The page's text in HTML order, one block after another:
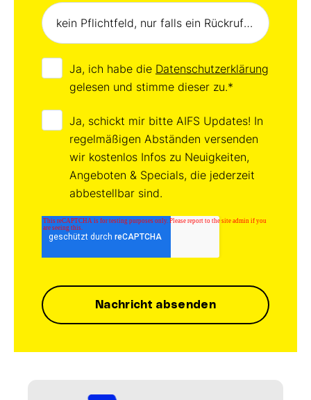
Ja, ich habe die Datenschutzerklärung
gelesen und stimme dieser zu.*
Ja, schickt mir bitte AIFS Updates! In
regelmäßigen Abständen versenden
wir kostenlos Infos zu Neuigkeiten,
Angeboten & Specials, die jederzeit
abbestellbar sind.